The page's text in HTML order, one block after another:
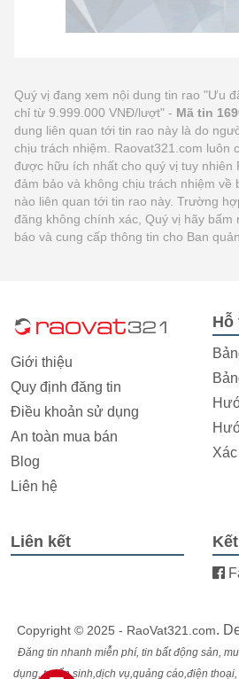
Quý vị đang xem nội dung tin rao "Ưu
chỉ từ 9.999.000 VNĐ/lượt" - Mã tin
dung liên quan tới tin rao này là do
chịu trách nhiệm. Raovat321.com luôn
được hữu ích nhất cho quý vị tuy nhiên
đảm bảo và không chịu trách nhiệm về
nào liên quan tới tin rao này. Trường
đăng không chính xác, Quý vị hãy bấm
báo và cung cấp thông tin cho Ban
Giới thiệu
Quy định đăng tin
Điều khoản sử dụng
An toàn mua bán
Blog
Liên hệ
Hỗ
Liên kết
Copyright © 2025 - RaoVat321.com.
Đăng tin nhanh miễn phí, tin bất động sản,
dụng, tuyển sinh,dịch vụ,quảng cáo,điện